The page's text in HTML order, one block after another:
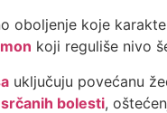
oboljenje koje
koji reguliše nivo
uključuju povećanu
srčanih bolesti,